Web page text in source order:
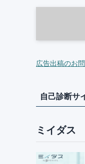
広告出稿のお
自己診断サ
ミイダス